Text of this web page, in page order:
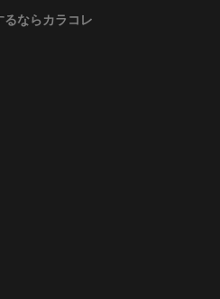
ならカラコレ